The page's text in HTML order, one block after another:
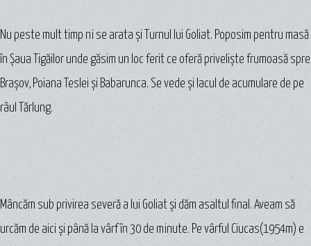
Nu peste mult timp ni se arata şi Turnul lui Goliat. Poposim pentru masă
în Şaua Tigăilor unde găsim un loc ferit ce oferă privelişte frumoasă spre
Braşov, Poiana Teslei şi Babarunca. Se vede şi lacul de acumulare de pe
râul Tărlung.
Mâncăm sub privirea severă a lui Goliat şi dăm asaltul final. Aveam să
urcăm de aici şi până la vârf în 30 de minute. Pe vârful Ciucas(1954m) e